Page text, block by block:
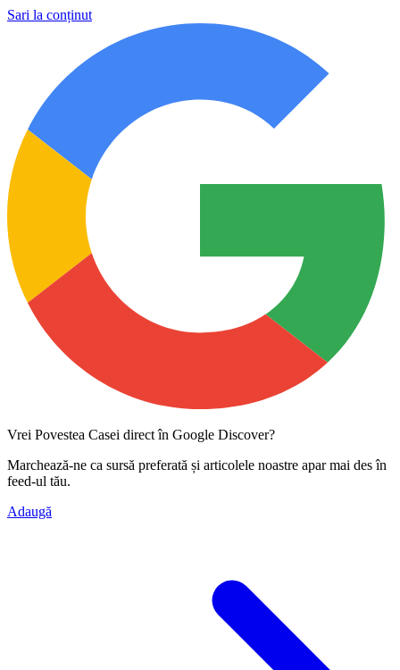
Sari la conținut
Vrei Povestea Casei direct în Google Discover?
Marchează-ne ca sursă preferată și articolele noastre apar mai des în
feed-ul tău.
Adaugă